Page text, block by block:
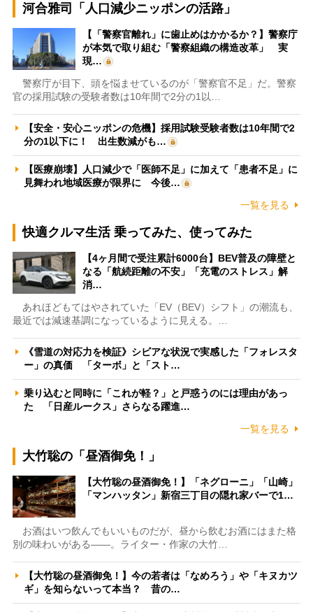
河合雅司「人口減少ニッポンの活路」
【「警察官離れ」に歯止めはかかるか？】警察庁
が本気で取り組む「警察組織の構造改革」 実
現…
警察庁が目下、頭を悩ませているのが「警察官不足」だ。警察
官の採用試験の受験者数は10年間で2分の1以…
【安全・安心ニッポンの危機】採用試験受験者数は10年間で2
分の1以下に！ 出生数減がも…
【医療崩壊】人口減少で「医師不足」に加えて「患者不足」に
見舞われ地域医療が限界に 今後…
一覧を見る
快適クルマ生活 乗ってみた、使ってみた
【4ヶ月間で受注累計6000台】BEV普及の障壁と
なる「航続距離の不安」「充電のストレス」解
消…
あれほどもてはやされていた「EV（BEV）シフト」の潮流も、
最近では減速基調になっているように見える。…
《雪道の対応力を検証》シビアな状況で実感した「フォレスタ
ー」の真価 「ターボ」と「スト…
乗り込むと同時に「これが軽？」と戸惑うのには理由があっ
た 「日産ルークス」さらなる躍進…
一覧を見る
大竹聡の「昼酒御免！」
【大竹聡の昼酒御免！】「ネグローニ」「山崎」
「マンハッタン」新宿三丁目の隠れ家バーで1…
お酒はいつ飲んでもいいものだが、昼から飲むお酒にはまた格
別の味わいがある――。ライター・作家の大竹…
【大竹聡の昼酒御免！】今の若者は「なめろう」や「キヌカツ
ギ」を知らないって本当？ 昔の…